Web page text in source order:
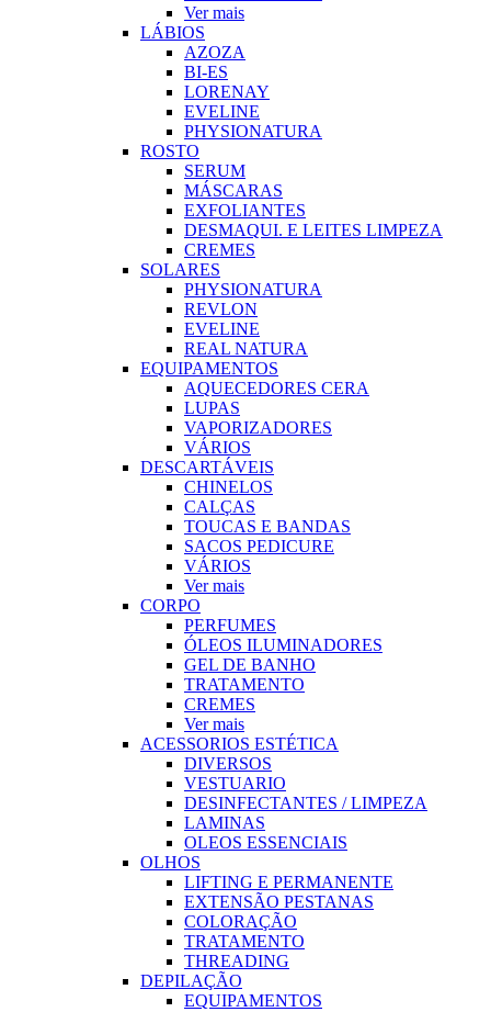
Ver mais
LÁBIOS
AZOZA
BI-ES
LORENAY
EVELINE
PHYSIONATURA
ROSTO
SERUM
MÁSCARAS
EXFOLIANTES
DESMAQUI. E LEITES LIMPEZA
CREMES
SOLARES
PHYSIONATURA
REVLON
EVELINE
REAL NATURA
EQUIPAMENTOS
AQUECEDORES CERA
LUPAS
VAPORIZADORES
VÁRIOS
DESCARTÁVEIS
CHINELOS
CALÇAS
TOUCAS E BANDAS
SACOS PEDICURE
VÁRIOS
Ver mais
CORPO
PERFUMES
ÓLEOS ILUMINADORES
GEL DE BANHO
TRATAMENTO
CREMES
Ver mais
ACESSORIOS ESTÉTICA
DIVERSOS
VESTUARIO
DESINFECTANTES / LIMPEZA
LAMINAS
OLEOS ESSENCIAIS
OLHOS
LIFTING E PERMANENTE
EXTENSÃO PESTANAS
COLORAÇÃO
TRATAMENTO
THREADING
DEPILAÇÃO
EQUIPAMENTOS